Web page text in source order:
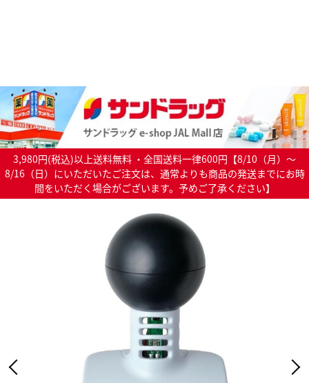
3,980円(税込)以上送料無料 ・全国送料一律600円【8/10（月）～
8/16（日）にいただいたご注文は、通常よりも商品の発送までにお時
間をいただく場合がございます。予めご了承ください】